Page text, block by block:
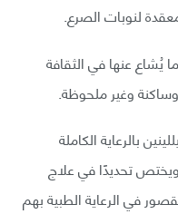
لنوبات الصرع.
يُشاع عنها في الثقافة
وساكنة وغير ملحوظة.
بالرعاية الكاملة
تحديدًا في علاج
في الرعاية الطبية بهم